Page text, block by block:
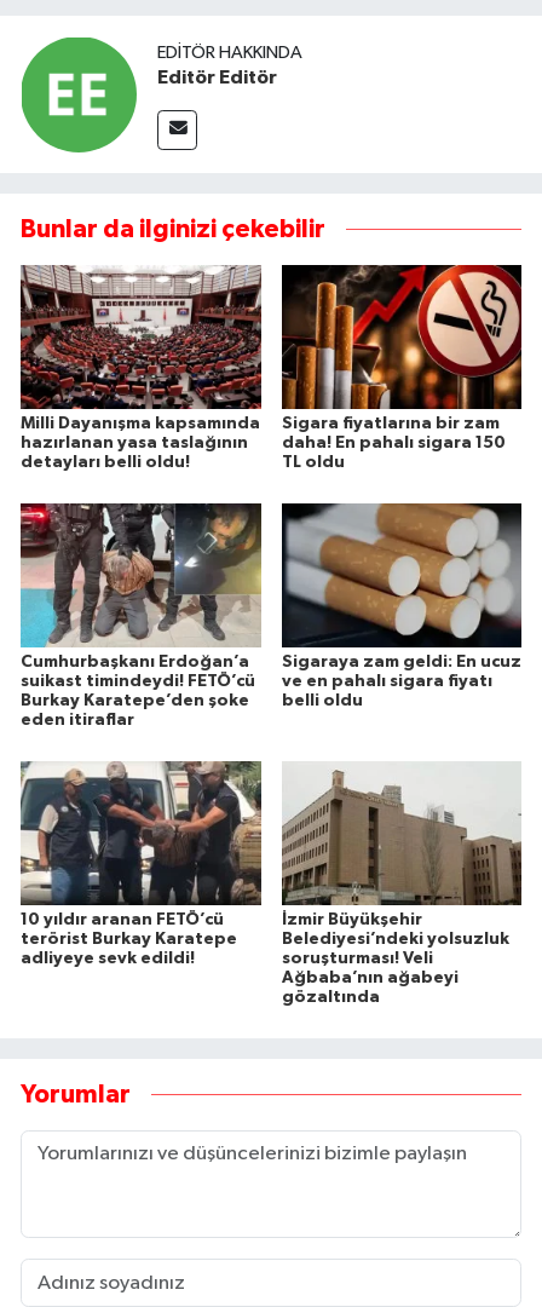
EDITÖR HAKKINDA
Editör Editör
Bunlar da ilginizi çekebilir
Milli Dayanışma kapsamında
hazırlanan yasa taslağının
detayları belli oldu!
Sigara fiyatlarına bir zam
daha! En pahalı sigara 150
TL oldu
Cumhurbaşkanı Erdoğan’a
suikast timindeydi! FETÖ’cü
Burkay Karatepe’den şoke
eden itiraflar
Sigaraya zam geldi: En ucuz
ve en pahalı sigara fiyatı
belli oldu
10 yıldır aranan FETÖ’cü
terörist Burkay Karatepe
adliyeye sevk edildi!
İzmir Büyükşehir
Belediyesi’ndeki yolsuzluk
soruşturması! Veli
Ağbaba’nın ağabeyi
gözaltında
Yorumlar